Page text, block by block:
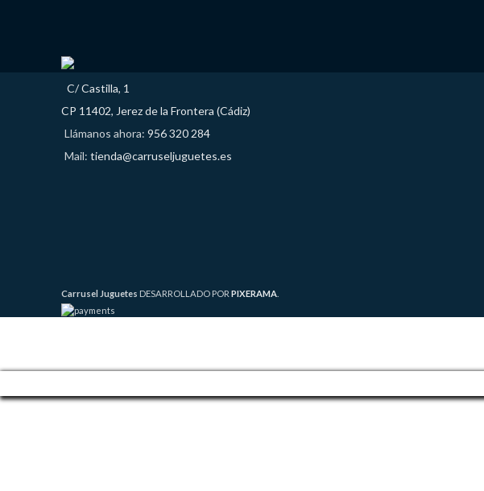
C/ Castilla, 1
CP 11402, Jerez de la Frontera (Cádiz)
Llámanos ahora: 956 320 284
Mail: tienda@carruseljuguetes.es
Carrusel Juguetes DESARROLLADO POR PIXERAMA